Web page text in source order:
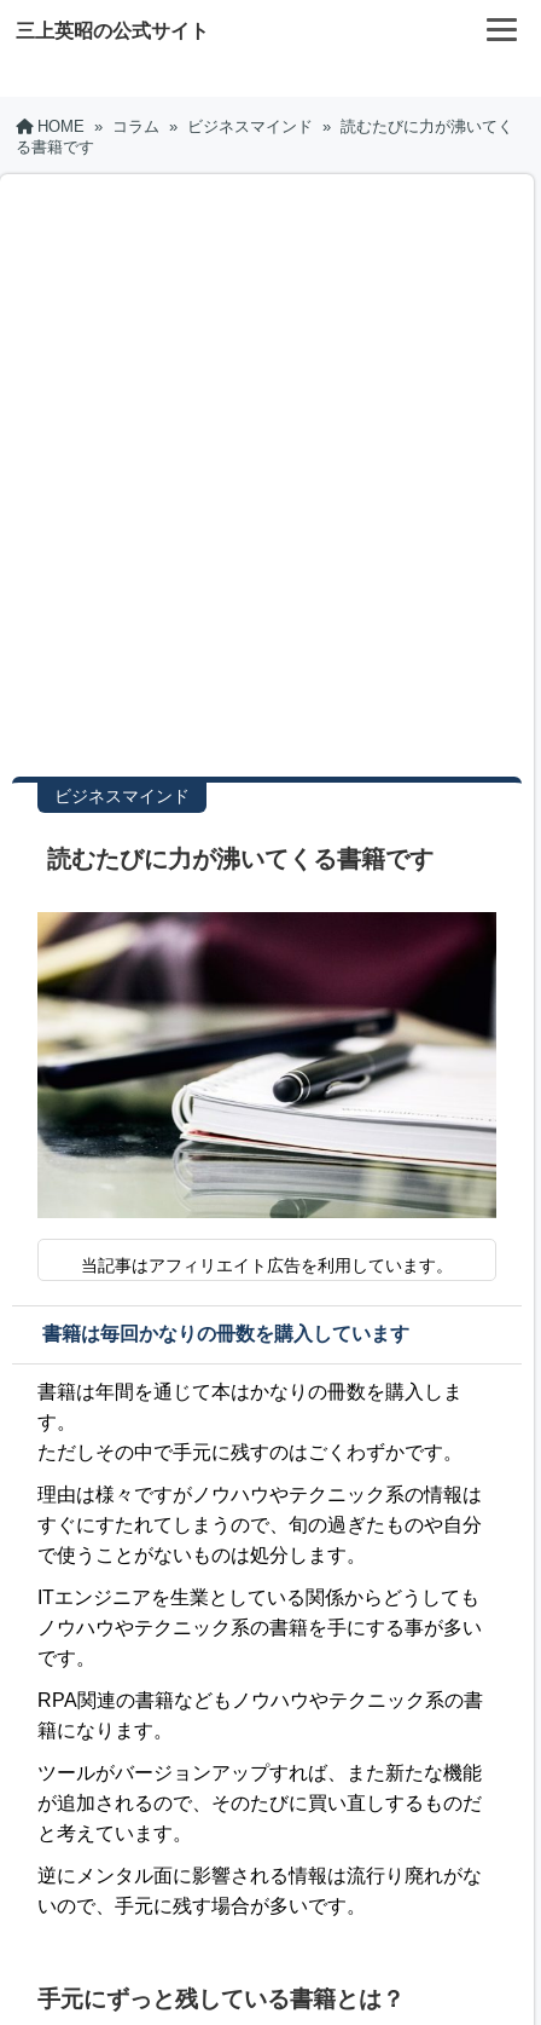
三上英昭の公式サイト
HOME » コラム » ビジネスマインド » 読むたびに力が沸いてく
る書籍です
ビジネスマインド
読むたびに力が沸いてくる書籍です
当記事はアフィリエイト広告を利用しています。
書籍は毎回かなりの冊数を購入しています
書籍は年間を通じて本はかなりの冊数を購入しま
す。
ただしその中で手元に残すのはごくわずかです。
理由は様々ですがノウハウやテクニック系の情報は
すぐにすたれてしまうので、旬の過ぎたものや自分
で使うことがないものは処分します。
ITエンジニアを生業としている関係からどうしても
ノウハウやテクニック系の書籍を手にする事が多い
です。
RPA関連の書籍などもノウハウやテクニック系の書
籍になります。
ツールがバージョンアップすれば、また新たな機能
が追加されるので、そのたびに買い直しするものだ
と考えています。
逆にメンタル面に影響される情報は流行り廃れがな
いので、手元に残す場合が多いです。
手元にずっと残している書籍とは？